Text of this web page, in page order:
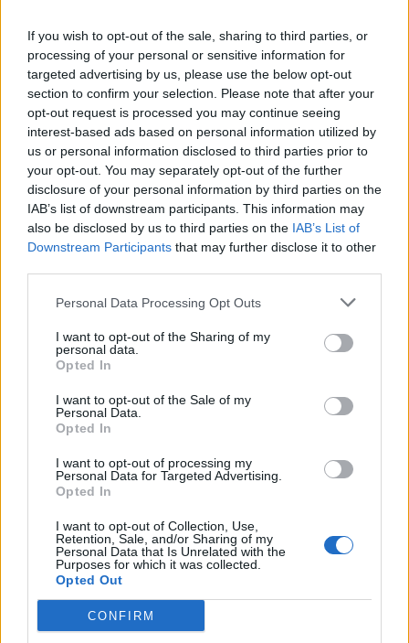
If you wish to opt-out of the sale, sharing to third parties, or
processing of your personal or sensitive information for
targeted advertising by us, please use the below opt-out
section to confirm your selection. Please note that after your
opt-out request is processed you may continue seeing
interest-based ads based on personal information utilized by
us or personal information disclosed to third parties prior to
your opt-out. You may separately opt-out of the further
disclosure of your personal information by third parties on the
IAB’s list of downstream participants. This information may
also be disclosed by us to third parties on the IAB’s List of
Downstream Participants that may further disclose it to other
Personal Data Processing Opt Outs
I want to opt-out of the Sharing of my
personal data.
Opted In
I want to opt-out of the Sale of my
Personal Data.
Opted In
I want to opt-out of processing my
Personal Data for Targeted Advertising.
Opted In
I want to opt-out of Collection, Use,
Retention, Sale, and/or Sharing of my
Personal Data that Is Unrelated with the
Purposes for which it was collected.
Opted Out
CONFIRM
La “Amy Winehouse Band” al “Mon
Rêve Summer Festival 2026”
La Redazione - sab 7 febbraio
CASTELLANETA
“Fattore biometano”: la campagna
informativa di Legambiente arriva a
Castellaneta
La Redazione - mer 10 dicembre 2025
Storie del Mito: Edouard Ramon
e la vita amorosa di Rodolfo
Valentino
Necrologio - mer 20 agosto 2025